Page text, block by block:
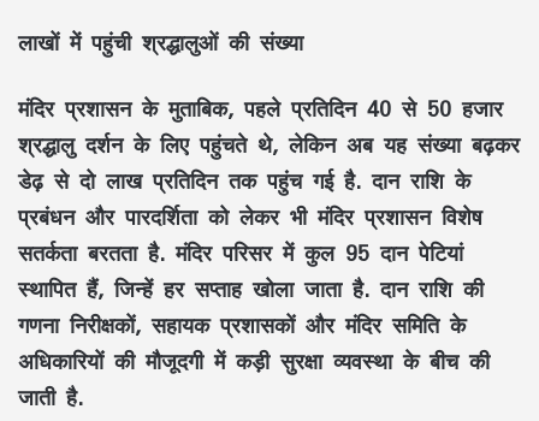
लाखों में पहुंची श्रद्धालुओं की संख्या
मंदिर प्रशासन के मुताबिक, पहले प्रतिदिन 40 से 50 हजार
श्रद्धालु दर्शन के लिए पहुंचते थे, लेकिन अब यह संख्या बढ़कर
डेढ़ से दो लाख प्रतिदिन तक पहुंच गई है. दान राशि के
प्रबंधन और पारदर्शिता को लेकर भी मंदिर प्रशासन विशेष
सतर्कता बरतता है. मंदिर परिसर में कुल 95 दान पेटियां
स्थापित हैं, जिन्हें हर सप्ताह खोला जाता है. दान राशि की
गणना निरीक्षकों, सहायक प्रशासकों और मंदिर समिति के
अधिकारियों की मौजूदगी में कड़ी सुरक्षा व्यवस्था के बीच की
जाती है.